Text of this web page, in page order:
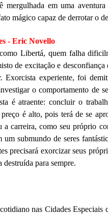
mergulhada em uma
mágico capaz de derrotar o
- Eric Novello
Libertá, quem falha
de excitação e
Exorcista experiente, foi
o comportamento de
é atraente: concluir o
é alto, pois terá de se
a carreira, como seu próprio
um submundo de seres
precisará exorcizar seus
destruída para sempre.
nas Cidades Especiais